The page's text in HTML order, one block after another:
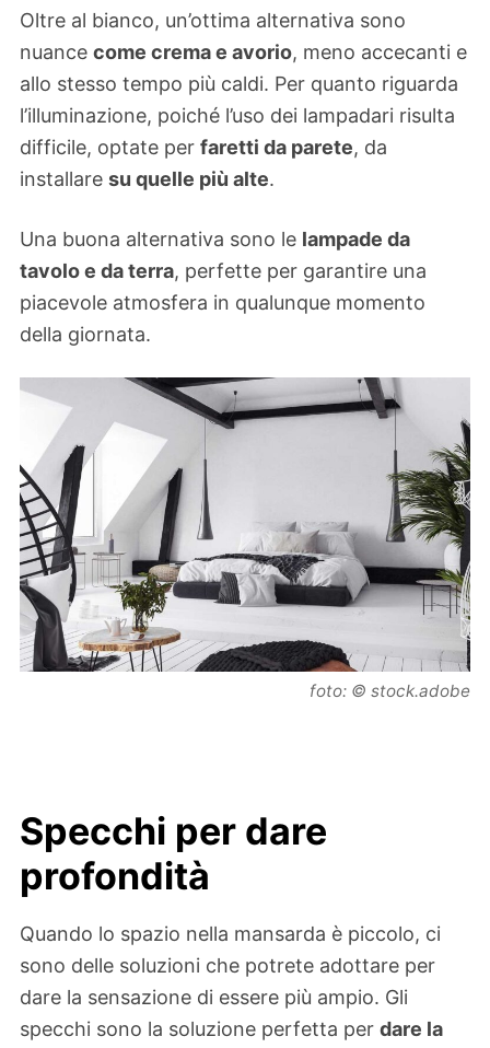
Oltre al bianco, un’ottima alternativa sono
nuance come crema e avorio, meno accecanti e
allo stesso tempo più caldi. Per quanto riguarda
l’illuminazione, poiché l’uso dei lampadari risulta
difficile, optate per faretti da parete, da
installare su quelle più alte.
Una buona alternativa sono le lampade da
tavolo e da terra, perfette per garantire una
piacevole atmosfera in qualunque momento
della giornata.
foto: © stock.adobe
Specchi per dare
profondità
Quando lo spazio nella mansarda è piccolo, ci
sono delle soluzioni che potrete adottare per
dare la sensazione di essere più ampio. Gli
specchi sono la soluzione perfetta per dare la